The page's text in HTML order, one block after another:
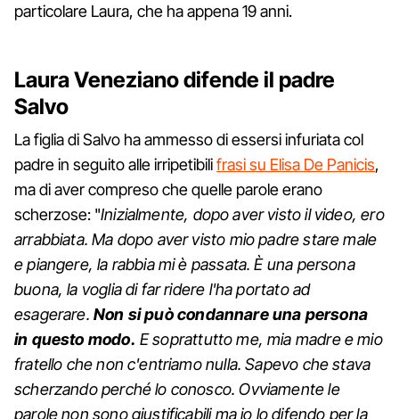
particolare Laura, che ha appena 19 anni.
Laura Veneziano difende il padre
Salvo
La figlia di Salvo ha ammesso di essersi infuriata col
padre in seguito alle irripetibilifrasi su Elisa De Panicis,
ma di aver compreso che quelle parole erano
scherzose: "Inizialmente, dopo aver visto il video, ero
arrabbiata. Ma dopo aver visto mio padre stare male
e piangere, la rabbia mi è passata. È una persona
buona, la voglia di far ridere l'ha portato ad
esagerare. Non si può condannare una persona
in questo modo. E soprattutto me, mia madre e mio
fratello che non c'entriamo nulla. Sapevo che stava
scherzando perché lo conosco. Ovviamente le
parole non sono giustificabili ma io lo difendo per la